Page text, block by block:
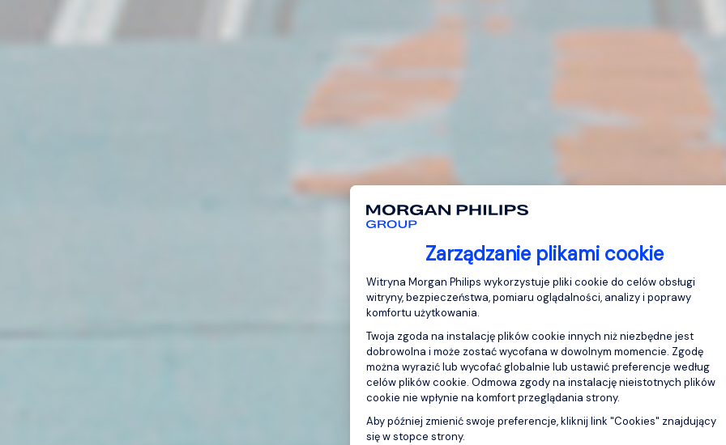
Zarządzanie plikami cookie
Platforma zarządzania zgodą:
Witryna Morgan Philips wykorzystuje pliki cookie do celów obsługi
witryny, bezpieczeństwa, pomiaru oglądalności, analizy i poprawy
komfortu użytkowania.
Twoja zgoda na instalację plików cookie innych niż niezbędne jest
dobrowolna i może zostać wycofana w dowolnym momencie. Zgodę
można wyrazić lub wycofać globalnie lub ustawić preferencje według
celów plików cookie. Odmowa zgody na instalację nieistotnych plików
cookie nie wpłynie na komfort przeglądania strony.
Aby później zmienić swoje preferencje, kliknij link "Cookies" znajdujący
się w stopce strony.